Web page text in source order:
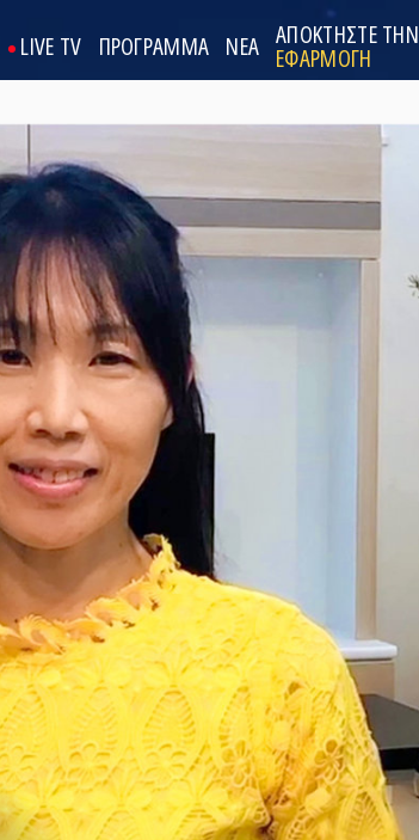
LIVE TV ΠΡΟΓΡΑΜΜΑ ΝΕΑ ΑΠΟΚΤΗΣΤΕ ΤΗΝ
ΕΦΑΡΜΟΓΗ